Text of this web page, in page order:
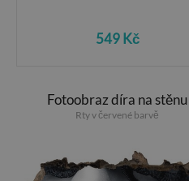
549 Kč
Fotoobraz díra na stěnu
Rty v červené barvě